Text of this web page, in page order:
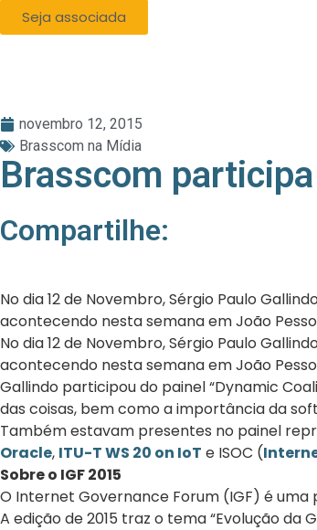
Seja associada
novembro 12, 2015
Brasscom na Mídia
Brasscom
Compartilhe:
No dia 12 de Novembro, Sérgio Paulo
acontecendo nesta semana em João
No dia 12 de Novembro, Sérgio Paulo
acontecendo nesta semana em João
Gallindo participou do painel “Dynamic
das coisas, bem como a importância da
Também estavam presentes no painel
Oracle, ITU-T WS 20 on IoT e ISOC (
Sobre o IGF 2015
O Internet Governance Forum (IGF) é
A edição de 2015 traz o tema “Evolução